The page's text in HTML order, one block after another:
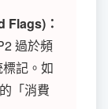
Flags)：
過於頻
記。如
「消費